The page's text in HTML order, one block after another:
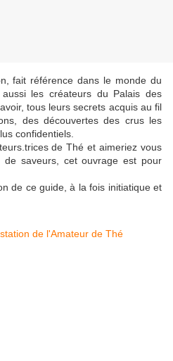
fait référence dans le monde du
les créateurs du Palais des
tous leurs secrets acquis au fil
des découvertes des crus les
confidentiels.
de Thé et aimeriez vous
saveurs, cet ouvrage est pour
de ce guide, à la fois initiatique et